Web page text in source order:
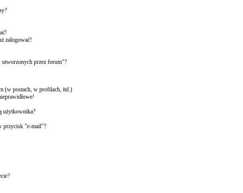
zalogować!
przez forum"?
(w postach, w profilach, itd.)
użytkownika?
przycisk "e-mail"?